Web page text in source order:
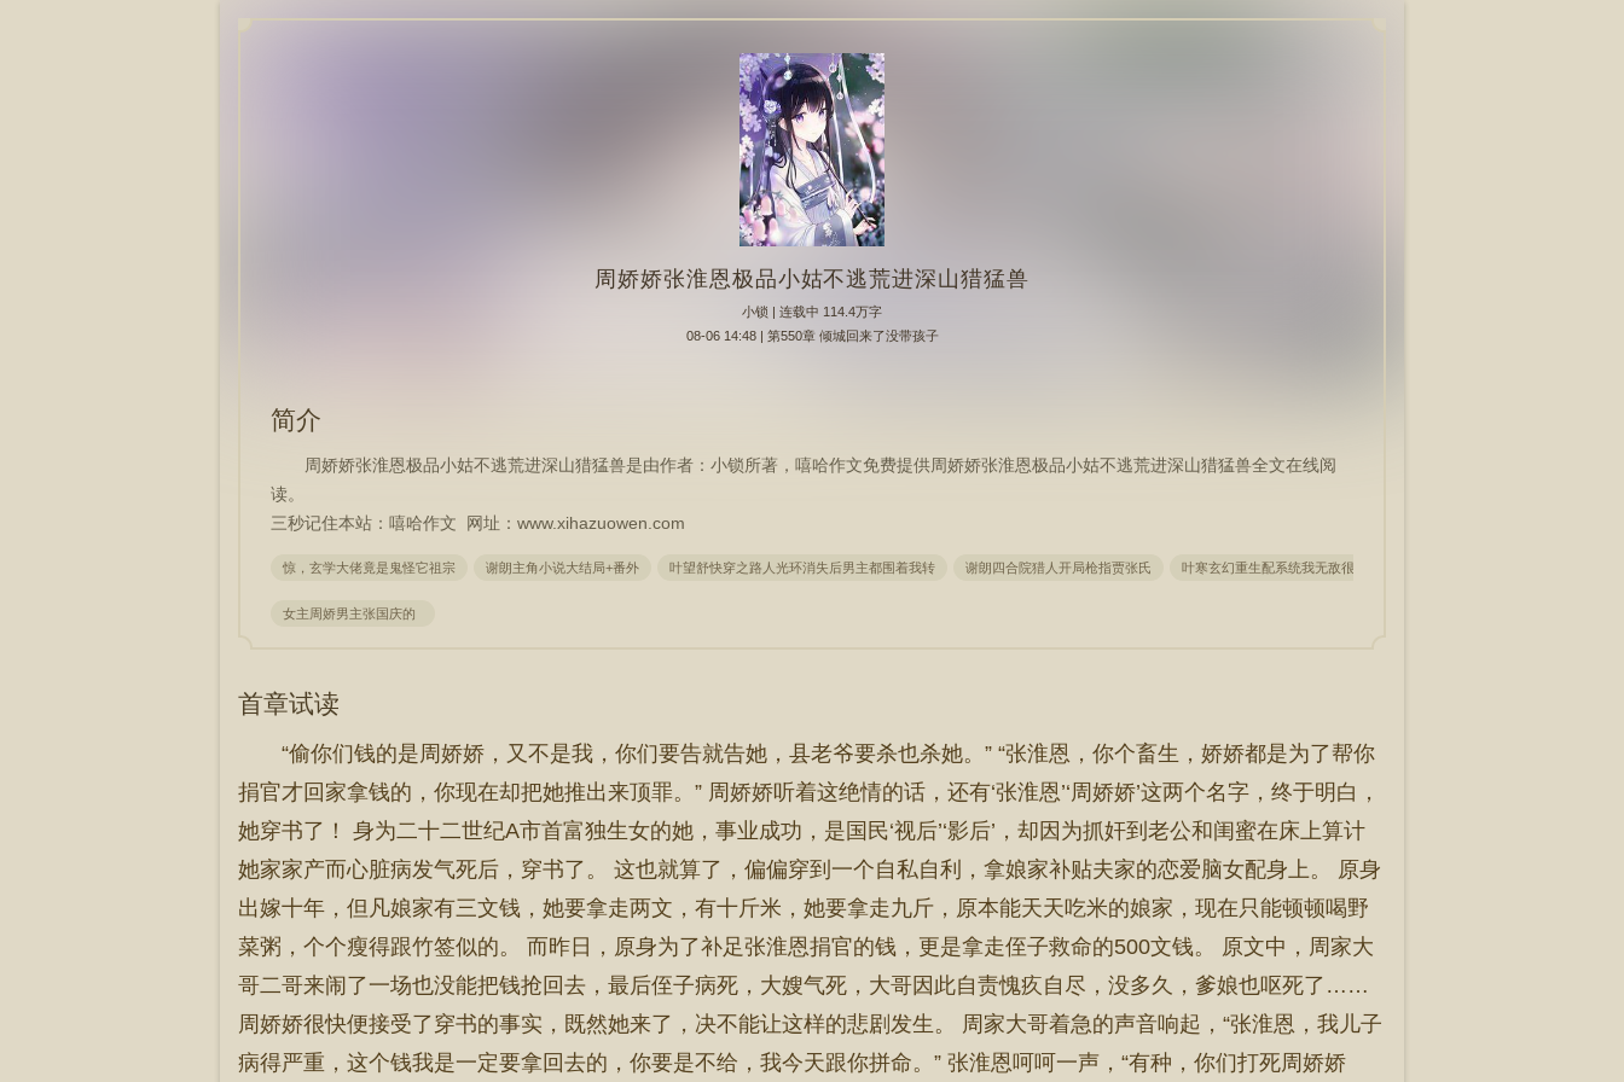
周娇娇张淮恩极品小姑不逃荒进深山猎猛兽
小锁 | 连载中 114.4万字
08-06 14:48 | 第550章 倾城回来了没带孩子
简介
周娇娇张淮恩极品小姑不逃荒进深山猎猛兽是由作者：小锁所著，嘻哈作文免费提供周娇娇张淮恩极品小姑不逃荒进深山猎猛兽全文在线阅
读。
三秒记住本站：嘻哈作文 网址：www.xihazuowen.com
惊，玄学大佬竟是鬼怪它祖宗 谢朗主角小说大结局+番外 叶望舒快穿之路人光环消失后男主都围着我转 谢朗四合院猎人开局枪指贾张氏 叶寒玄幻重生配系统我无敌很合理吧笔趣阁完整版无删减
女主周娇男主张国庆的
首章试读
“偷你们钱的是周娇娇，又不是我，你们要告就告她，县老爷要杀也杀她。” “张淮恩，你个畜生，娇娇都是为了帮你
捐官才回家拿钱的，你现在却把她推出来顶罪。” 周娇娇听着这绝情的话，还有‘张淮恩’‘周娇娇’这两个名字，终于明白，
她穿书了！ 身为二十二世纪A市首富独生女的她，事业成功，是国民‘视后’‘影后’，却因为抓奸到老公和闺蜜在床上算计
她家家产而心脏病发气死后，穿书了。 这也就算了，偏偏穿到一个自私自利，拿娘家补贴夫家的恋爱脑女配身上。 原身
出嫁十年，但凡娘家有三文钱，她要拿走两文，有十斤米，她要拿走九斤，原本能天天吃米的娘家，现在只能顿顿喝野
菜粥，个个瘦得跟竹签似的。 而昨日，原身为了补足张淮恩捐官的钱，更是拿走侄子救命的500文钱。 原文中，周家大
哥二哥来闹了一场也没能把钱抢回去，最后侄子病死，大嫂气死，大哥因此自责愧疚自尽，没多久，爹娘也呕死了……
周娇娇很快便接受了穿书的事实，既然她来了，决不能让这样的悲剧发生。 周家大哥着急的声音响起，“张淮恩，我儿子
病得严重，这个钱我是一定要拿回去的，你要是不给，我今天跟你拼命。” 张淮恩呵呵一声，“有种，你们打死周娇娇